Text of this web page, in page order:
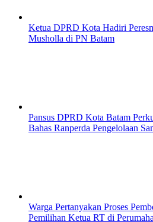
Ketua DPRD Kota Hadiri
Musholla di PN Batam
Pansus DPRD Kota Batam
Bahas Ranperda Pengelolaan
Warga Pertanyakan Proses
Pemilihan Ketua RT di